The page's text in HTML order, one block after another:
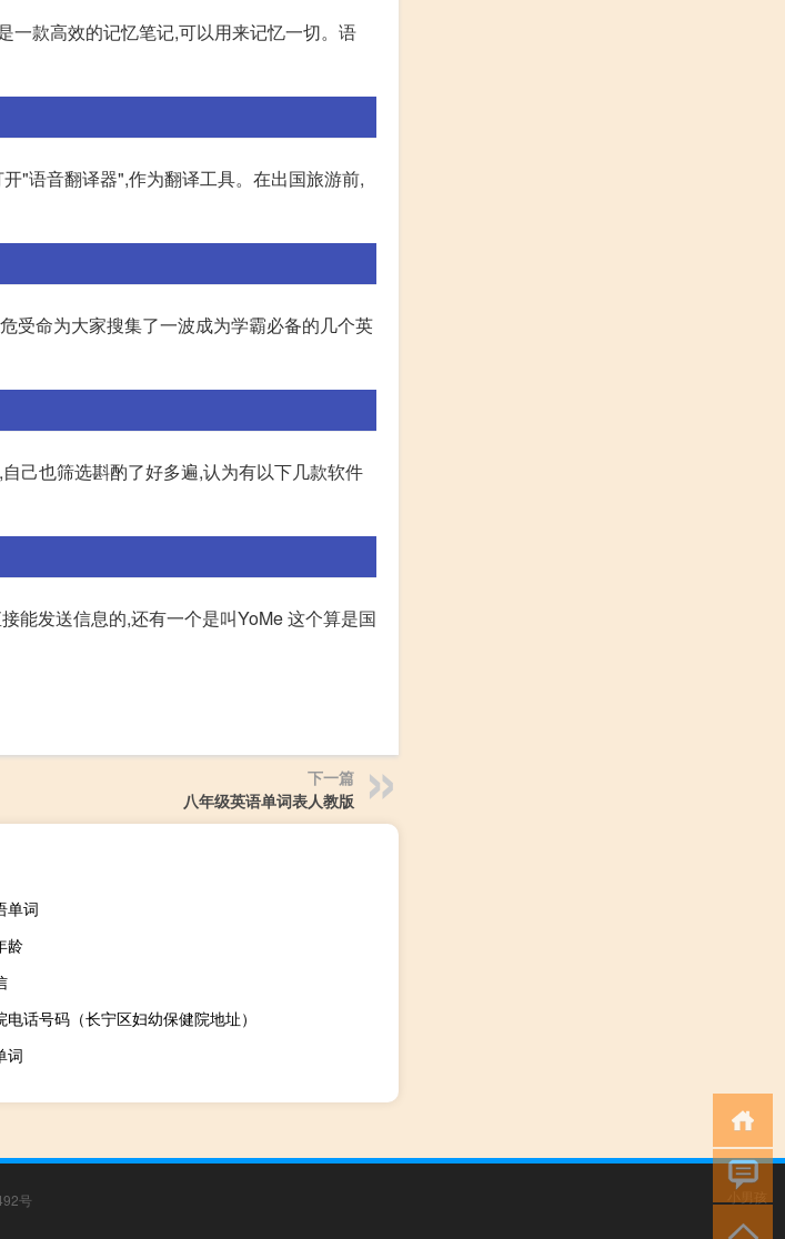
一款高效的记忆笔记,可以用来记忆一切。语
"语音翻译器",作为翻译工具。在出国旅游前,
受命为大家搜集了一波成为学霸必备的几个英
己也筛选斟酌了好多遍,认为有以下几款软件
能发送信息的,还有一个是叫YoMe 这个算是国
下一篇
八年级英语单词表人教版
单词
龄
话号码（长宁区妇幼保健院地址）
词
号
小男孩